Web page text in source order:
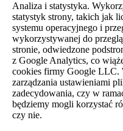
Analiza i statystyka.
statystyk strony, takich jak
systemu operacyjnego i
wykorzystywanej do
stronie, odwiedzone
z Google Analytics, co
cookies firmy Google LLC.
zarządzania ustawieniami
zadecydowania, czy w
będziemy mogli korzystać
czy nie.